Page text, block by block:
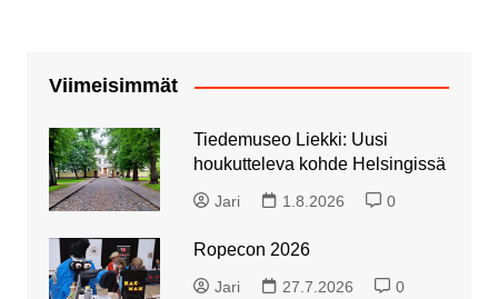
Viimeisimmät
Tiedemuseo Liekki: Uusi
houkutteleva kohde Helsingissä
Jari 1.8.2026 0
Ropecon 2026
Jari 27.7.2026 0